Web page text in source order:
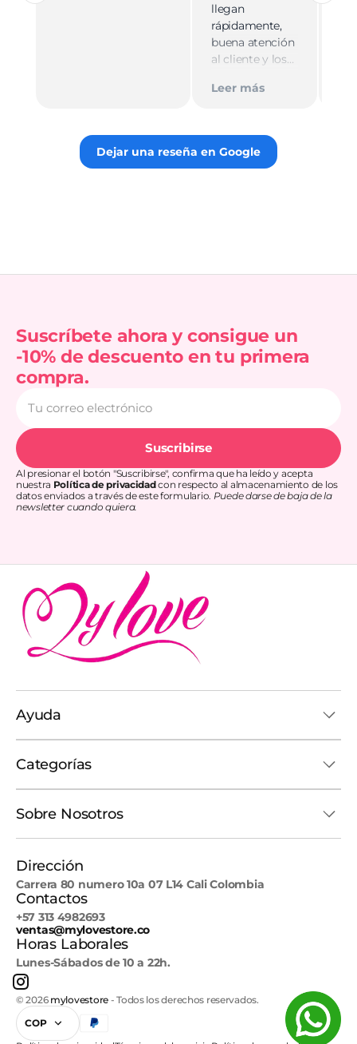
llegan
rápidamente,
buena atención
al cliente y los
discretos.
Leer más
Dejar una reseña en Google
Suscríbete ahora y consigue un
-10% de descuento en tu primera
compra.
correo
electrónico
Suscribirse
Al presionar el botón "Suscribirse", confirma que ha leído y acepta
nuestra Política de privacidadcon respecto al almacenamiento de los
datos enviados a través de este formulario. Puede darse de baja de la
newsletter cuando quiera.
Ayuda
Categorías
Sobre Nosotros
Dirección
Carrera 80 numero 10a 07 L14 Cali Colombia
Contactos
+57 313 4982693
ventas@mylovestore.co
Horas Laborales
Lunes-Sábados de 10 a 22h.
Instagram
© 2026 mylovestore-Todos los derechos reservados.
COP